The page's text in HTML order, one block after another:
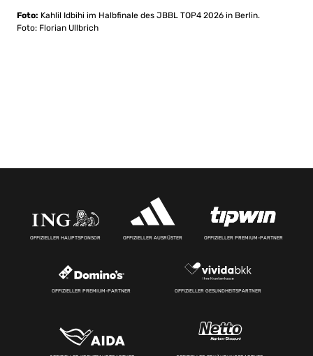
Foto: Kahlil Idbihi im Halbfinale des JBBL TOP4 2026 in Berlin.
Foto: Florian Ullbrich
OFFIZIELLER HAUPTSPONSOR OFFIZIELLER AUSRÜSTER OFFIZIELLER PREMIUM-PARTNER
OFFIZIELLER PREMIUM-PARTNER OFFIZIELLER GESUNDHEITSPARTNER